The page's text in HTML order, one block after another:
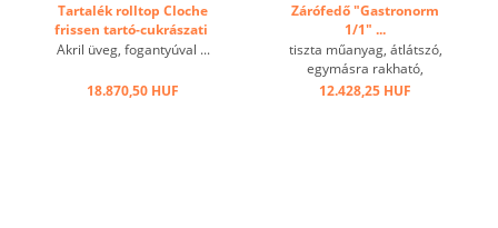
Tartalék rolltop Cloche
frissen tartó-cukrászati ​​
kosárhoz ...
Akril üveg, fogantyúval ...
18.870,50 HUF
Zárófedő "Gastronorm
1/1" ...
tiszta műanyag, átlátszó,
egymásra rakható,
mosogatógépben nem
12.428,25 HUF